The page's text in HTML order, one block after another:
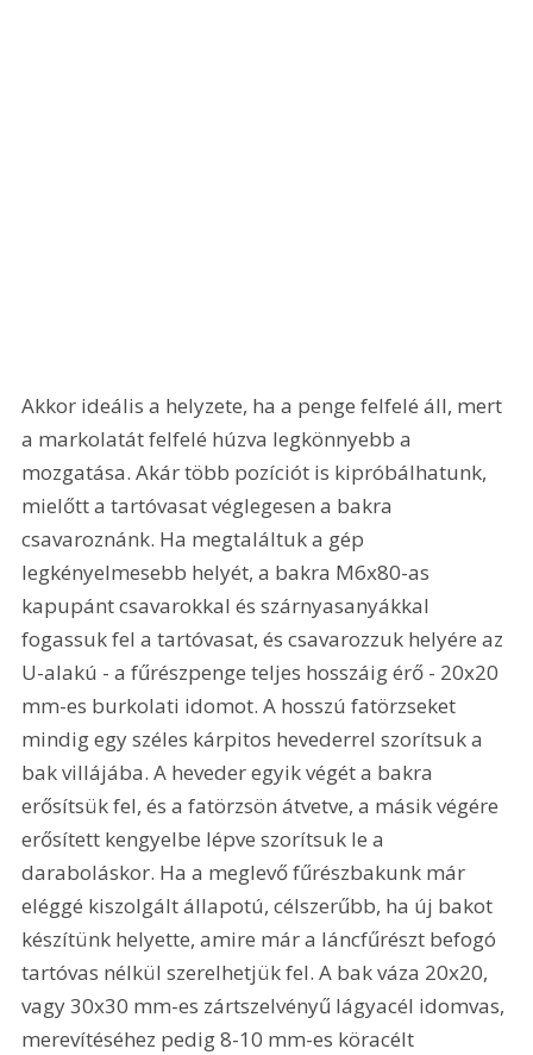
Akkor ideális a helyzete, ha a penge felfelé áll, mert
a markolatát felfelé húzva legkönnyebb a
mozgatása. Akár több pozíciót is kipróbálhatunk,
mielőtt a tartóvasat véglegesen a bakra
csavaroznánk. Ha megtaláltuk a gép
legkényelmesebb helyét, a bakra M6x80-as
kapupánt csavarokkal és szárnyasanyákkal
fogassuk fel a tartóvasat, és csavarozzuk helyére az
U-alakú - a fűrészpenge teljes hosszáig érő - 20x20
mm-es burkolati idomot. A hosszú fatörzseket
mindig egy széles kárpitos hevederrel szorítsuk a
bak villájába. A heveder egyik végét a bakra
erősítsük fel, és a fatörzsön átvetve, a másik végére
erősített kengyelbe lépve szorítsuk le a
daraboláskor. Ha a meglevő fűrészbakunk már
eléggé kiszolgált állapotú, célszerűbb, ha új bakot
készítünk helyette, amire már a láncfűrészt befogó
tartóvas nélkül szerelhetjük fel. A bak váza 20x20,
vagy 30x30 mm-es zártszelvényű lágyacél idomvas,
merevítéséhez pedig 8-10 mm-es köracélt